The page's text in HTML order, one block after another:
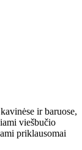
ir baruose,
viešbučio
priklausomai